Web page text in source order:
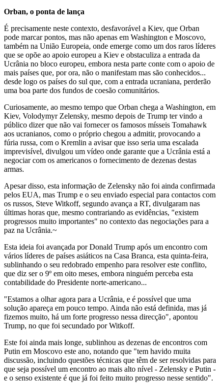
Orban, o ponta de lança
É precisamente neste contexto, desfavorável a Kiev, que Orban
pode marcar pontos, mas não apenas em Washington e Moscovo,
também na União Europeia, onde emerge como um dos raros líderes
que se opõe ao apoio europeu a Kiev e obstaculiza a entrada da
Ucrânia no bloco europeu, embora nesta parte conte com o apoio de
mais países que, por ora, não o manifestam mas são conhecidos...
desde logo os países do sul que, com a entrada ucraniana, perderão
uma boa parte dos fundos de coesão comunitários.
Curiosamente, ao mesmo tempo que Orban chega a Washington, em
Kiev, Volodymyr Zelensky, mesmo depois de Trump ter vindo a
público dizer que não vai fornecer os famosos mísseis Tomahawk
aos ucranianos, como o próprio chegou a admitir, provocando a
fúria russa, com o Kremlin a avisar que isso seria uma escalada
imprevisível, divulgou um vídeo onde garante que a Ucrânia está a
negociar com os americanos o fornecimento de dezenas destas
armas.
Apesar disso, esta informação de Zelensky não foi ainda confirmada
pelos EUA, mas Trump e o seu enviado especial para contactos com
os russos, Steve Witkoff, segundo avança a RT, divulgaram nas
últimas horas que, mesmo contrariando as evidências, "existem
progressos muito importantes" no contexto das negociações para a
paz na Ucrânia.~
Esta ideia foi avançada por Donald Trump após um encontro com
vários líderes de países asiáticos na Casa Branca, esta quinta-feira,
sublinhando o seu redobrado empenho para resolver este conflito,
que diz ser o 9º em oito meses, embora ninguém perceba esta
contabilidade do Presidente norte-americano...
"Estamos a olhar agora para a Ucrânia, e é possível que uma
solução apareça em pouco tempo. Ainda não está definida, mas já
fizemos muito, há um forte progresso nessa direcção", apontou
Trump, no que foi secundado por Witkoff.
Este foi ainda mais longe, sublinhou as dezenas de encontros com
Putin em Moscovo este ano, notando que "tem havido muita
discussão, incluindo questões técnicas que têm de ser resolvidas para
que seja possível um encontro ao mais alto nível - Zelensky e Putin -
e o senso existente é que já foi feito muito progresso nesse sentido".